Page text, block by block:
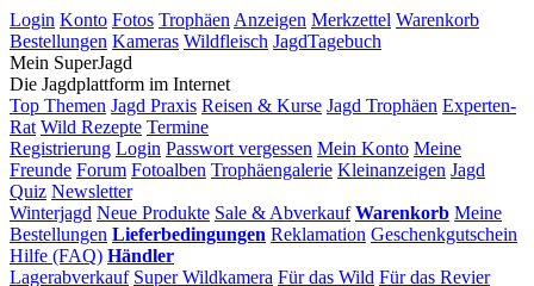
Login Konto Fotos Trophäen Anzeigen Merkzettel Warenkorb
Bestellungen Kameras Wildfleisch JagdTagebuch
Mein SuperJagd
Die Jagdplattform im Internet
Top Themen Jagd Praxis Reisen & Kurse Jagd Trophäen Experten-
Rat Wild Rezepte Termine
Registrierung Login Passwort vergessen Mein Konto Meine
Freunde Forum Fotoalben Trophäengalerie Kleinanzeigen Jagd
Quiz Newsletter
Winterjagd Neue Produkte Sale & Abverkauf Warenkorb Meine
Bestellungen Lieferbedingungen Reklamation Geschenkgutschein
Hilfe (FAQ) Händler
Lagerabverkauf Super Wildkamera Für das Wild Für das Revier